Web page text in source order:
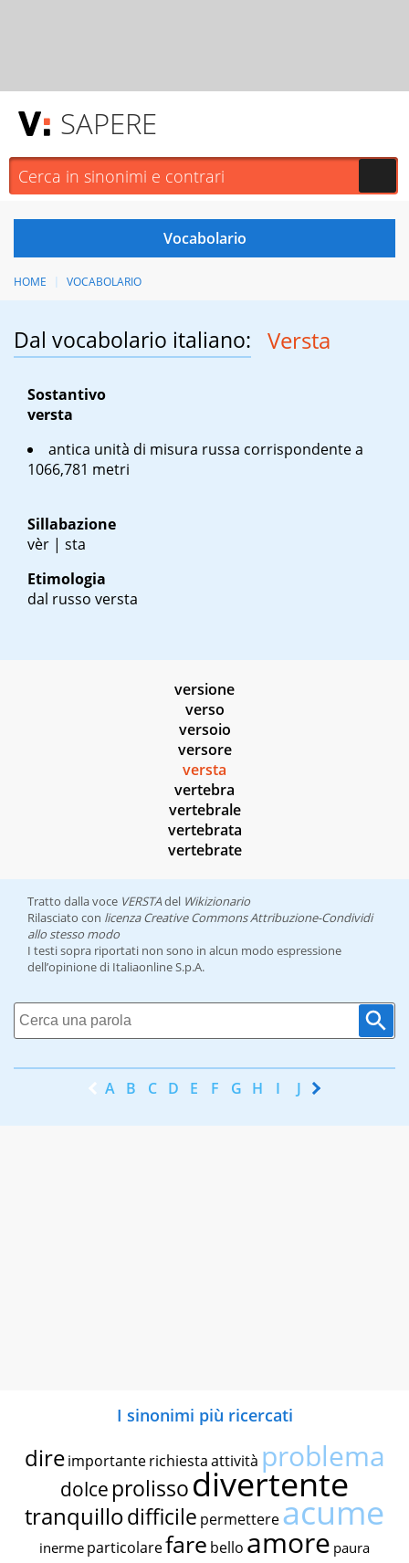
SAPERE
HOME VOCABOLARIO
Dal vocabolario italiano: Versta
Sostantivo
versta
antica unità di misura russa corrispondente a
1066,781 metri
Sillabazione
vèr | sta
Etimologia
dal russo versta
versione
verso
versoio
versore
versta
vertebra
vertebrale
vertebrata
vertebrate
Tratto dalla voce VERSTAdel Wikizionario
Rilasciato con licenza Creative Commons Attribuzione-Condividi
allo stesso modo
I testi sopra riportati non sono in alcun modo espressione
dell’opinione di Italiaonline S.p.A.
A B C D E F G H I J K
I sinonimi più ricercati
dire importante richiestaattività problema
dolce prolissodivertente
tranquillodifficile permettereacume
inerme particolarefare bello amore paura